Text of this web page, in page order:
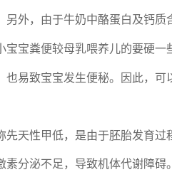
另外，由于牛奶中酪蛋白及钙
宝宝粪便较母乳喂养儿的要硬
易致宝宝发生便秘。因此，可
先天性甲低，是由于胚胎发育
素分泌不足，导致机体代谢障